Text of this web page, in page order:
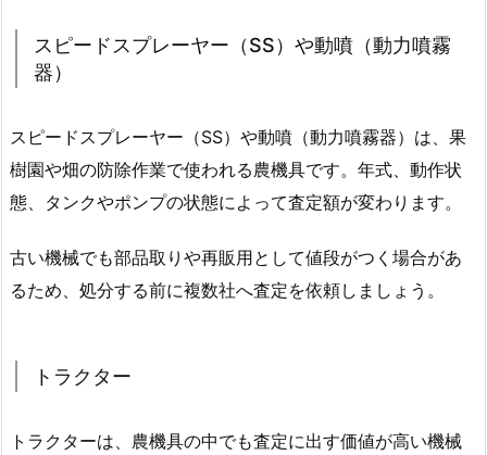
スピードスプレーヤー（SS）や動噴（動力噴霧
器）
スピードスプレーヤー（SS）や動噴（動力噴霧器）は、果
樹園や畑の防除作業で使われる農機具です。年式、動作状
態、タンクやポンプの状態によって査定額が変わります。
古い機械でも部品取りや再販用として値段がつく場合があ
るため、処分する前に複数社へ査定を依頼しましょう。
トラクター
トラクターは、農機具の中でも査定に出す価値が高い機械